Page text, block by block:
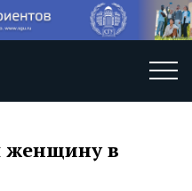
женщину в